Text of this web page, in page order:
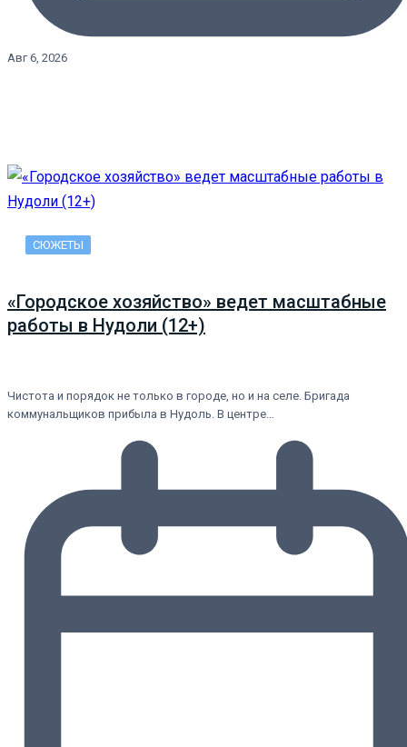
Авг 6, 2026
СЮЖЕТЫ
«Городское хозяйство» ведет масштабные
работы в Нудоли (12+)
Чистота и порядок не только в городе, но и на селе. Бригада
коммунальщиков прибыла в Нудоль. В центре…